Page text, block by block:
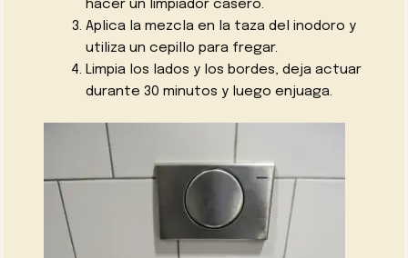
hacer un limpiador casero.
Aplica la mezcla en la taza del inodoro y
utiliza un cepillo para fregar.
Limpia los lados y los bordes, deja actuar
durante 30 minutos y luego enjuaga.